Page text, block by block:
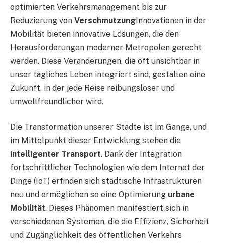
optimierten Verkehrsmanagement bis zur
Reduzierung von VerschmutzungInnovationen in der
Mobilität bieten innovative Lösungen, die den
Herausforderungen moderner Metropolen gerecht
werden. Diese Veränderungen, die oft unsichtbar in
unser tägliches Leben integriert sind, gestalten eine
Zukunft, in der jede Reise reibungsloser und
umweltfreundlicher wird.
Die Transformation unserer Städte ist im Gange, und
im Mittelpunkt dieser Entwicklung stehen die
intelligenter Transport. Dank der Integration
fortschrittlicher Technologien wie dem Internet der
Dinge (IoT) erfinden sich städtische Infrastrukturen
neu und ermöglichen so eine Optimierung urbane
Mobilität. Dieses Phänomen manifestiert sich in
verschiedenen Systemen, die die Effizienz, Sicherheit
und Zugänglichkeit des öffentlichen Verkehrs